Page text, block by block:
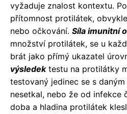
vyžaduje znalost kontextu.
přítomnost protilátek,
nebo očkování. Síla imunitní
množství protilátek, se u
brát jako přímý ukazatel
výsledektestu na protilátky
testovaný jedinec se s
nesetkal, nebo že od infekce
doba a hladina protilátek